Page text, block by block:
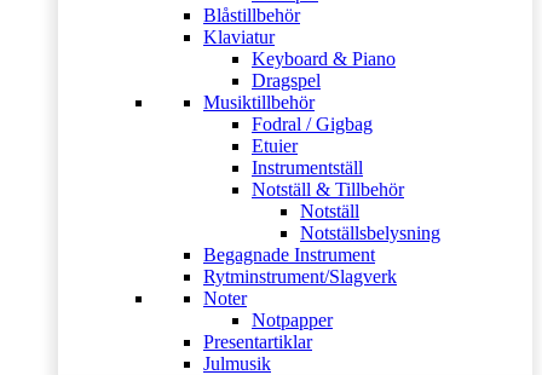
Blåstillbehör
Klaviatur
Keyboard & Piano
Dragspel
Musiktillbehör
Fodral / Gigbag
Etuier
Instrumentställ
Notställ & Tillbehör
Notställ
Notställsbelysning
Begagnade Instrument
Rytminstrument/Slagverk
Noter
Notpapper
Presentartiklar
Julmusik